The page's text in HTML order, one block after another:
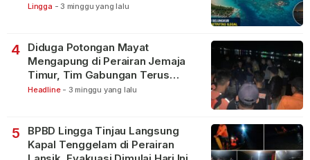
Lingga - 3 minggu yang lalu
4
Diduga Potongan Mayat
Mengapung di Perairan Jemaja
Timur, Tim Gabungan Terus
Lakukan Pencarian
Headline - 3 minggu yang lalu
5
BPBD Lingga Tinjau Langsung
Kapal Tenggelam di Perairan